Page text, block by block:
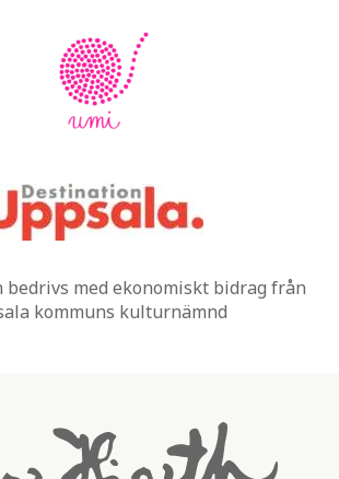
bedrivs med ekonomiskt bidrag från
kommuns kulturnämnd